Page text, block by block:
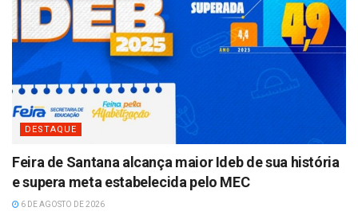
DESTAQUE
Feira de Santana alcança maior Ideb de sua história
e supera meta estabelecida pelo MEC
6 DE AGOSTO DE 2026